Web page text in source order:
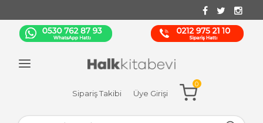
Sipariş Takibi Üye Girişi
0